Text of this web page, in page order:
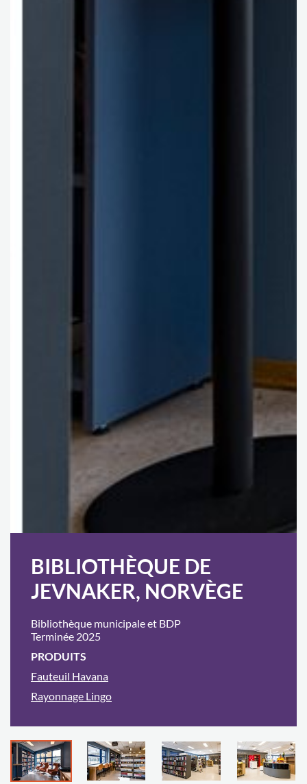
BIBLIOTHÈQUE DE
JEVNAKER, NORVÈGE
Bibliothèque municipale et BDP
Terminée 2025
PRODUITS
Fauteuil Havana
Rayonnage Lingo